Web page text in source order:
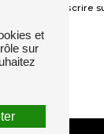
de vous inscrire
et
sur